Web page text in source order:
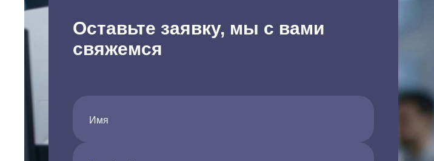
Оставьте заявку, мы с вами
свяжемся
Имя